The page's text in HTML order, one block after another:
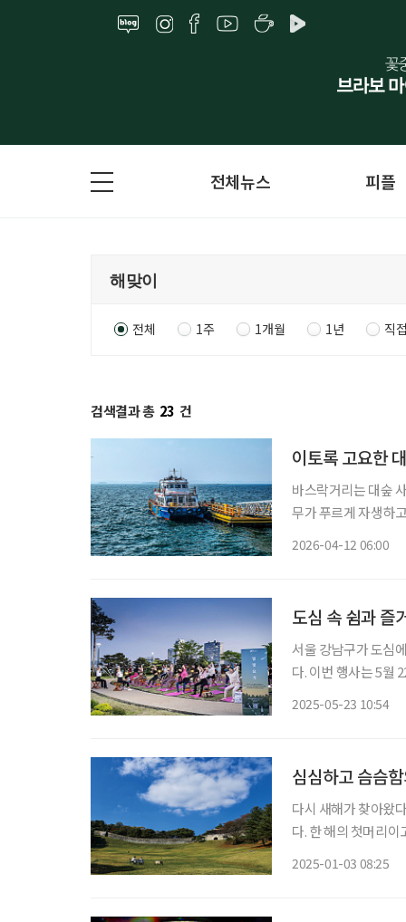
전체뉴스 피플
전체 1주 1개월 1년 직
검색결과 총 23 건
이토록 고요한
바스락거리는 대숲
무가 푸르게 자생하
2026-04-12 06:00
서울 강남구가 도심
다. 이번 행사는 5월
2025-05-23 10:54
심심하고 슴슴
다시 새해가 찾아왔
다. 한 해의 첫머리
2025-01-03 08:25